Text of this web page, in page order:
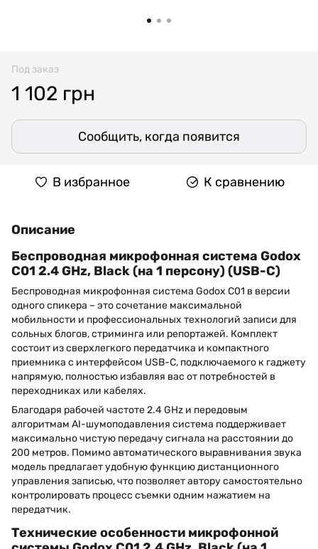
Под заказ
1 102 грн
Сообщить, когда появится
В избранное К сравнению
Описание
Беспроводная микрофонная система Godox
C01 2.4 GHz, Black (на 1 персону) (USB-C)
Беспроводная микрофонная система Godox C01 в версии
одного спикера – это сочетание максимальной
мобильности и профессиональных технологий записи для
сольных блогов, стриминга или репортажей. Комплект
состоит из сверхлегкого передатчика и компактного
приемника с интерфейсом USB-C, подключаемого к гаджету
напрямую, полностью избавляя вас от потребностей в
переходниках или кабелях.
Благодаря рабочей частоте 2.4 GHz и передовым
алгоритмам AI-шумоподавления система поддерживает
максимально чистую передачу сигнала на расстоянии до
200 метров. Помимо автоматического выравнивания звука
модель предлагает удобную функцию дистанционного
управления записью, что позволяет автору самостоятельно
контролировать процесс съемки одним нажатием на
передатчик.
Технические особенности микрофонной